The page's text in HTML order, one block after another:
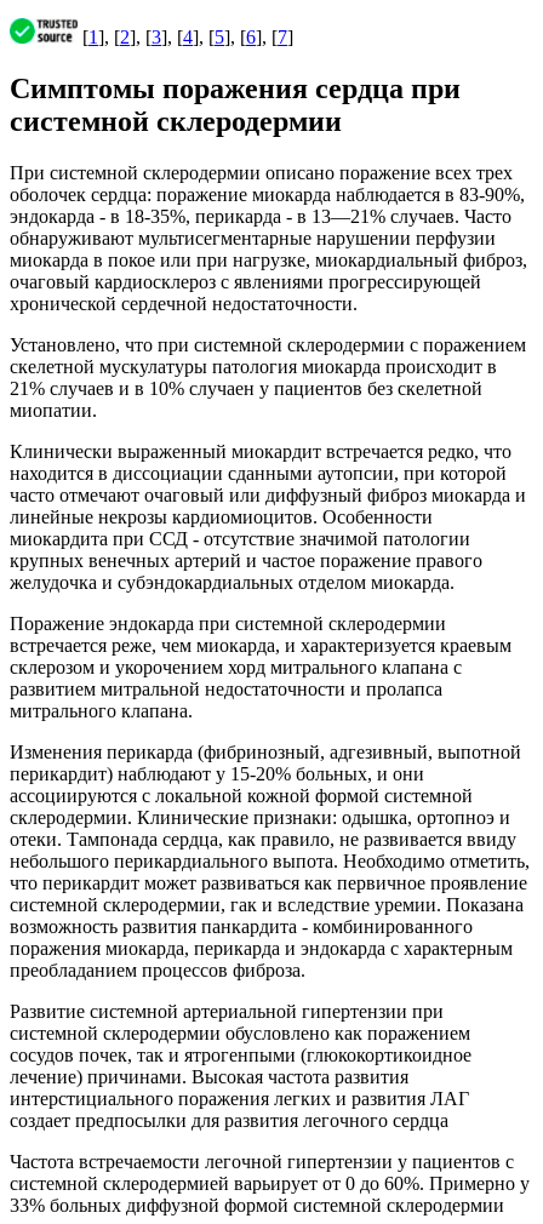
[1], [2], [3], [4], [5], [6], [7]
Симптомы поражения сердца при
системной склеродермии
При системной склеродермии описано поражение всех трех
оболочек сердца: поражение миокарда наблюдается в 83-90%,
эндокарда - в 18-35%, перикарда - в 13—21% случаев. Часто
обнаруживают мультисегментарные нарушении перфузии
миокарда в покое или при нагрузке, миокардиальный фиброз,
очаговый кардиосклероз с явлениями прогрессирующей
хронической сердечной недостаточности.
Установлено, что при системной склеродермии с поражением
скелетной мускулатуры патология миокарда происходит в
21% случаев и в 10% случаен у пациентов без скелетной
миопатии.
Клинически выраженный миокардит встречается редко, что
находится в диссоциации сданными аутопсии, при которой
часто отмечают очаговый или диффузный фиброз миокарда и
линейные некрозы кардиомиоцитов. Особенности
миокардита при ССД - отсутствие значимой патологии
крупных венечных артерий и частое поражение правого
желудочка и субэндокардиальных отделом миокарда.
Поражение эндокарда при системной склеродермии
встречается реже, чем миокарда, и характеризуется краевым
склерозом и укорочением хорд митрального клапана с
развитием митральной недостаточности и пролапса
митрального клапана.
Изменения перикарда (фибринозный, адгезивный, выпотной
перикардит) наблюдают у 15-20% больных, и они
ассоциируются с локальной кожной формой системной
склеродермии. Клинические признаки: одышка, ортопноэ и
отеки. Тампонада сердца, как правило, не развивается ввиду
небольшого перикардиального выпота. Необходимо отметить,
что перикардит может развиваться как первичное проявление
системной склеродермии, гак и вследствие уремии. Показана
возможность развития панкардита - комбинированного
поражения миокарда, перикарда и эндокарда с характерным
преобладанием процессов фиброза.
Развитие системной артериальной гипертензии при
системной склеродермии обусловлено как поражением
сосудов почек, так и ятрогенпыми (глюкокортикоидное
лечение) причинами. Высокая частота развития
интерстициального поражения легких и развития ЛАГ
создает предпосылки для развития легочного сердца
Частота встречаемости легочной гипертензии у пациентов с
системной склеродермией варьирует от 0 до 60%. Примерно у
33% больных диффузной формой системной склеродермии